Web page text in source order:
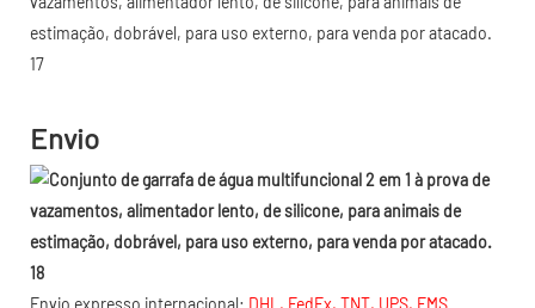
Envio
Envio expresso internacional: DHL, FedEx, TNT, UPS, EMS